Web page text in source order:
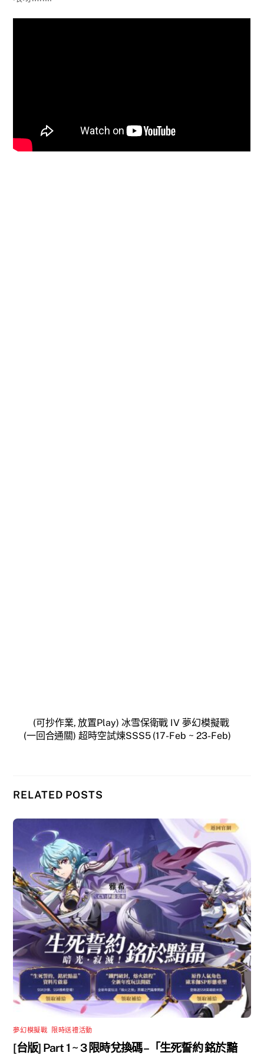
(可抄作業, 放置Play) 冰雪保衛戰 IV 夢幻模擬戰
(一回合通關) 超時空試煉SSS5 (17-Feb ~ 23-Feb)
RELATED POSTS
夢幻模擬戰 限時送禮活動
[台版] Part 1 ~ 3 限時兌換碼 –「生死誓約 銘於黯